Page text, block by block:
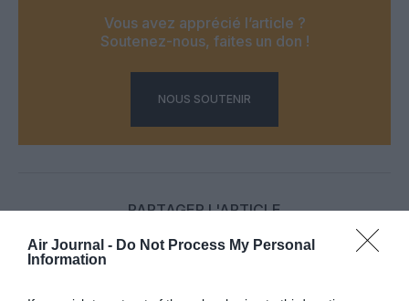
Air Journal - Do Not Process My Personal
Information
Vous avez apprécié l’article ?
Soutenez-nous, faites un don !
NOUS SOUTENIR
PARTAGER L'ARTICLE